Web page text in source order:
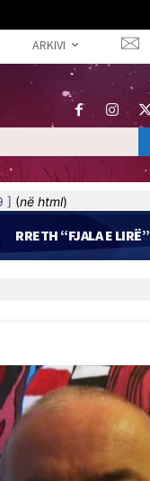
ARKIVI
] (në html)
RRETH “FJALA E LIRË”